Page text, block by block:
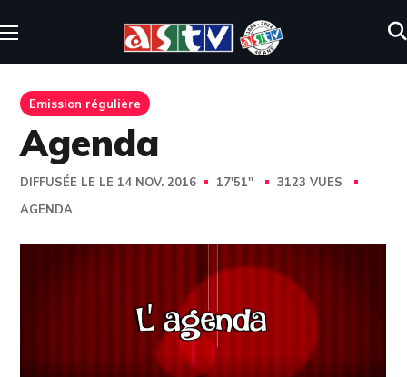
Emission régulière
Agenda
DIFFUSÉE LE LE 14 NOV. 2016 17'51''
3123 VUES
AGENDA